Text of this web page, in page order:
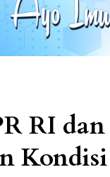
RI dan